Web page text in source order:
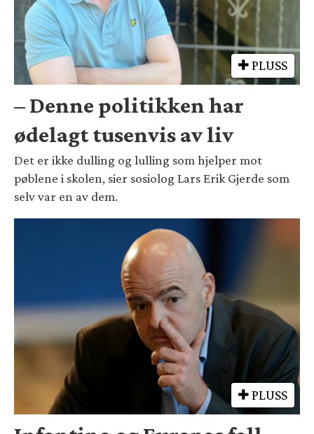
PLUSS
– Denne politikken har
ødelagt tusenvis av liv
Det er ikke dulling og lulling som hjelper mot
pøblene i skolen, sier sosiolog Lars Erik Gjerde som
selv var en av dem.
PLUSS